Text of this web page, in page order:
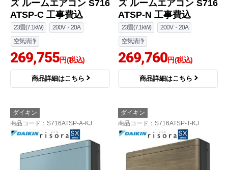
ズ ルームエアコン S716
ATSP-C 工事費込
23畳(7.1kW)
200V・20A
空気清浄
269,755円(税込)
商品詳細はこちら
ズ ルームエアコン S716
ATSP-N 工事費込
23畳(7.1kW)
200V・20A
空気清浄
269,760円(税込)
商品詳細はこちら
ダイキン
商品コード ：S716ATSP-A-KJ
ダイキン
商品コード ：S716ATSP-T-KJ